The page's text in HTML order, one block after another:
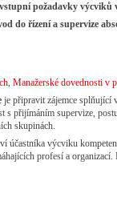
požadavky výcviků
do řízení a supervize
, Manažerské dovednosti v
je připravit zájemce splňující
s přijímáním supervize,
skupinách.
účastníka výcviku
profesí a organizací.